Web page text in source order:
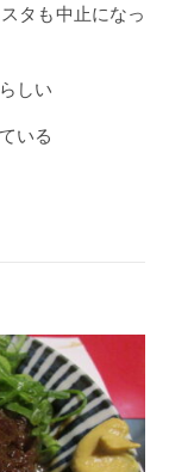
タも中止になっ
しい
いる